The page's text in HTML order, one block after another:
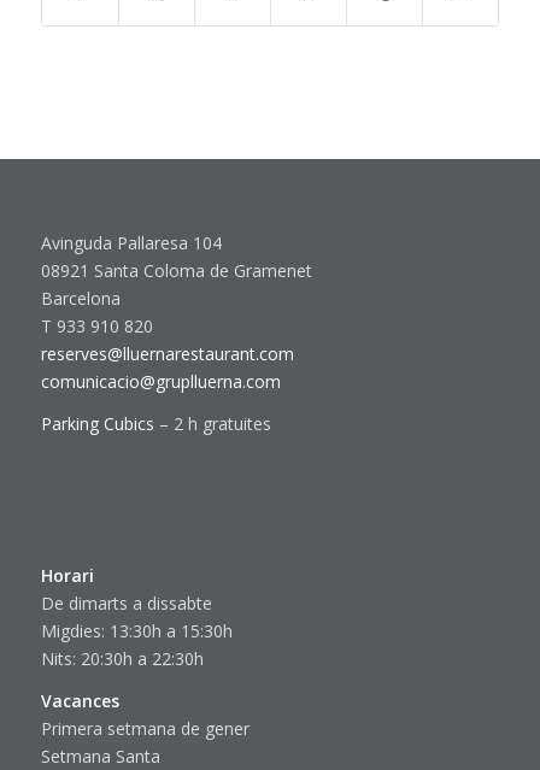
Avinguda Pallaresa 104
08921 Santa Coloma de Gramenet
Barcelona
T 933 910 820
reserves@lluernarestaurant.com
comunicacio@gruplluerna.com
Parking Cubics – 2 h gratuites
Horari
De dimarts a dissabte
Migdies: 13:30h a 15:30h
Nits: 20:30h a 22:30h
Vacances
Primera setmana de gener
Setmana Santa